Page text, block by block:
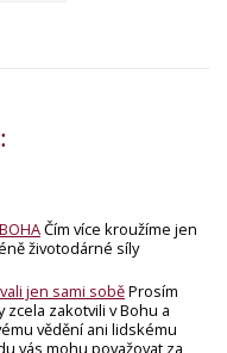
Čím více kroužíme jen
životodárné síly
jen sami soběProsím
zcela zakotvili v Bohu a
vědění ani lidskému
vás mohu považovat za